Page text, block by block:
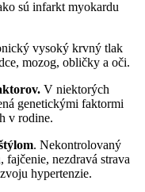
sú infarkt myokardu
vysoký krvný tlak
mozog, obličky a oči.
V niektorých
genetickými faktormi
v rodine.
. Nekontrolovaný
nezdravá strava
hypertenzie.